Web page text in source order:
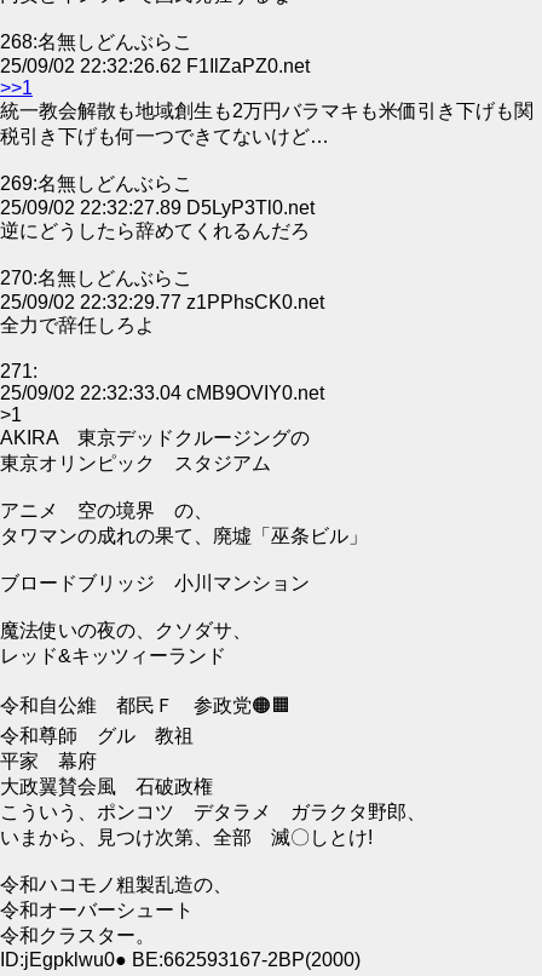
268:名無しどんぶらこ
25/09/02 22:32:26.62 F1IlZaPZ0.net
>>1
統一教会解散も地域創生も2万円バラマキも米価引き下げも関
税引き下げも何一つできてないけど…
269:名無しどんぶらこ
25/09/02 22:32:27.89 D5LyP3Tl0.net
逆にどうしたら辞めてくれるんだろ
270:名無しどんぶらこ
25/09/02 22:32:29.77 z1PPhsCK0.net
全力で辞任しろよ
271:
25/09/02 22:32:33.04 cMB9OVIY0.net
>1
AKIRA 東京デッドクルージングの
東京オリンピック スタジアム
アニメ 空の境界 の、
タワマンの成れの果て、廃墟「巫条ビル」
ブロードブリッジ 小川マンション
魔法使いの夜の、クソダサ、
レッド&キッツィーランド
令和自公維 都民Ｆ 参政党🟠🟧
令和尊師 グル 教祖
平家 幕府
大政翼賛会風 石破政権
こういう、ポンコツ デタラメ ガラクタ野郎、
いまから、見つけ次第、全部 滅〇しとけ!
令和ハコモノ粗製乱造の、
令和オーバーシュート
令和クラスター。
ID:jEgpklwu0● BE:662593167-2BP(2000)